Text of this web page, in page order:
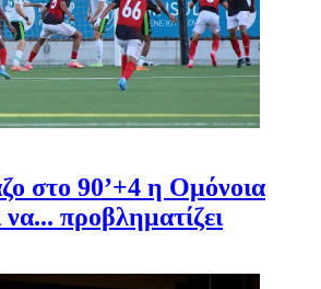
στο 90’+4 η Ομόνοια
να... προβληματίζει